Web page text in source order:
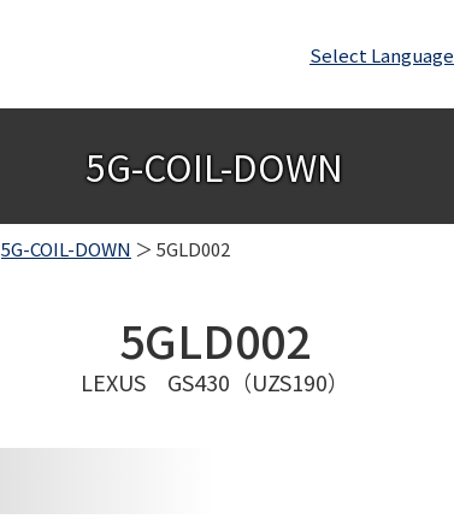
Select Language
5G-COIL-DOWN
5G-COIL-DOWN ＞ 5GLD002
5GLD002
LEXUS GS430（UZS190）